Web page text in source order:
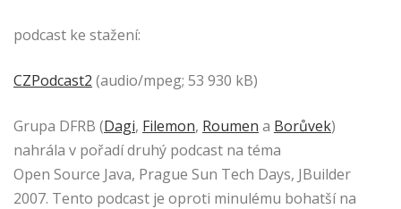
podcast ke stažení:
CZPodcast2 (audio/mpeg; 53 930 kB)
Grupa DFRB (Dagi, Filemon, Roumen a Borůvek)
nahrála v pořadí druhý podcast na téma
Open Source Java, Prague Sun Tech Days, JBuilder
2007. Tento podcast je oproti minulému bohatší na